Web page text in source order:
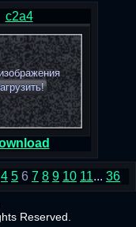
c2a4
4 5 6 7 8 9 10 11... 36
Reserved.